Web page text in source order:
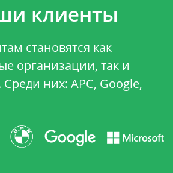
клиенты
становятся как
организации, так и
них: APC, Google,